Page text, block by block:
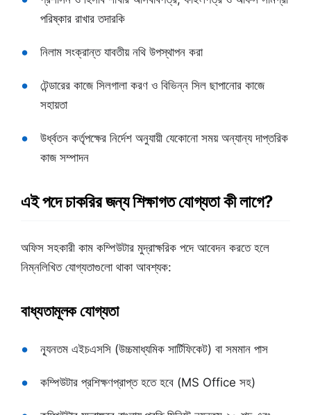
পরিষ্কার রাখার তদারকি
নিলাম সংক্রান্ত যাবতীয় নথি উপস্থাপন করা
টেন্ডারের কাজে সিলগালা করণ ও বিভিন্ন সিল ছাপানোর কাজে
সহায়তা
উর্ধ্বতন কর্তৃপক্ষের নির্দেশ অনুযায়ী যেকোনো সময় অন্যান্য দাপ্তরিক
কাজ সম্পাদন
এই পদে চাকরির জন্য শিক্ষাগত যোগ্যতা কী লাগে?
অফিস সহকারী কাম কম্পিউটার মুদ্রাক্ষরিক পদে আবেদন করতে হলে
নিম্নলিখিত যোগ্যতাগুলো থাকা আবশ্যক:
বাধ্যতামূলক যোগ্যতা
ন্যূনতম এইচএসসি (উচ্চমাধ্যমিক সার্টিফিকেট) বা সমমান পাস
কম্পিউটার প্রশিক্ষণপ্রাপ্ত হতে হবে (MS Office সহ)